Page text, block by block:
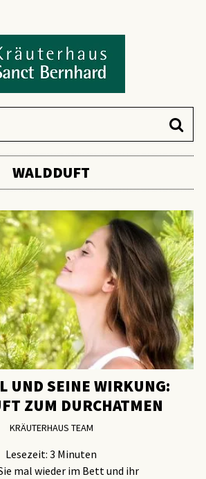
WALDDUFT
UND SEINE WIRKUNG:
ZUM DURCHATMEN
KRÄUTERHAUS TEAM
Lesezeit: 3 Minuten
mal wieder im Bett und ihr